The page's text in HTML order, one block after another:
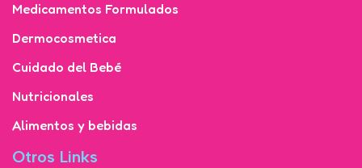
Medicamentos Formulados
Dermocosmetica
Cuidado del Bebé
Nutricionales
Alimentos y bebidas
Otros Links